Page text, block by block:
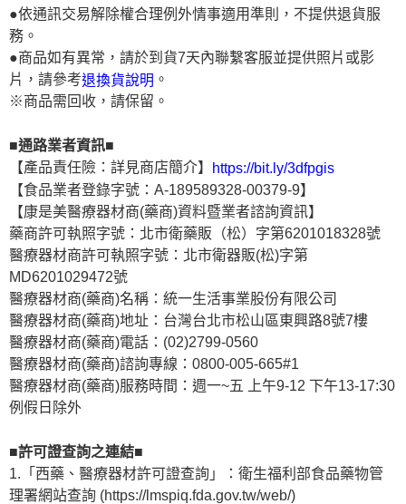
●依通訊交易解除權合理例外情事適用準則，不提供退貨服
務。
●商品如有異常，請於到貨7天內聯繫客服並提供照片或影
片，請參考退換貨說明 。
※商品需回收，請保留。
■通路業者資訊■
【產品責任險：詳見商店簡介】
https://bit.ly/3dfpgis
【食品業者登錄字號：A-189589328-00379-9】
【康是美醫療器材商(藥商)資料暨業者諮詢資訊】
藥商許可執照字號：北市衛藥販（松）字第6201018328號
醫療器材商許可執照字號：北市衛器販(松)字第
MD6201029472號
醫療器材商(藥商)名稱：統一生活事業股份有限公司
醫療器材商(藥商)地址：台灣台北市松山區東興路8號7樓
醫療器材商(藥商)電話：(02)2799-0560
醫療器材商(藥商)諮詢專線：0800-005-665#1
醫療器材商(藥商)服務時間：週一~五 上午9-12 下午13-17:30
例假日除外
■許可證查詢之連結■
1.「西藥、醫療器材許可證查詢」：衛生福利部食品藥物管
理署網站查詢 (https://lmspiq.fda.gov.tw/web/)